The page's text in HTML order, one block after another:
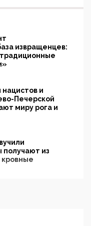
извращенцев:
и
Печерской
миру рога и
из